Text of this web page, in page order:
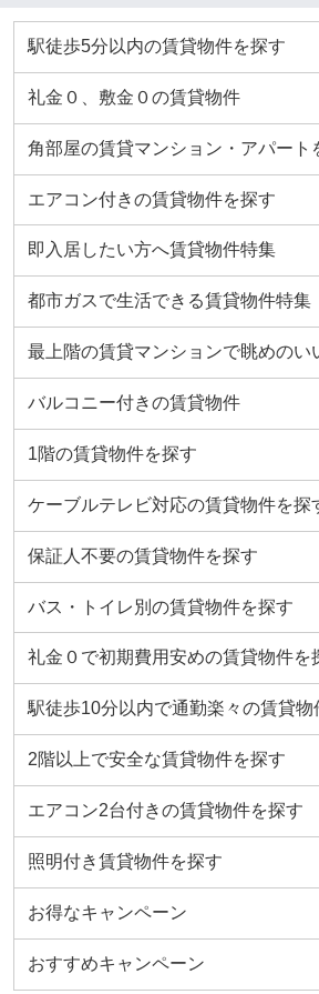
駅徒歩5分以内の賃貸物件を探す
礼金０、敷金０の賃貸物件
角部屋の賃貸マンション・アパート
エアコン付きの賃貸物件を探す
即入居したい方へ賃貸物件特集
都市ガスで生活できる賃貸物件特集
最上階の賃貸マンションで眺めのい
バルコニー付きの賃貸物件
1階の賃貸物件を探す
ケーブルテレビ対応の賃貸物件を探
保証人不要の賃貸物件を探す
バス・トイレ別の賃貸物件を探す
礼金０で初期費用安めの賃貸物件を
駅徒歩10分以内で通勤楽々の賃貸物
2階以上で安全な賃貸物件を探す
エアコン2台付きの賃貸物件を探す
照明付き賃貸物件を探す
お得なキャンペーン
おすすめキャンペーン